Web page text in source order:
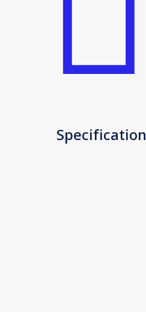
Specification